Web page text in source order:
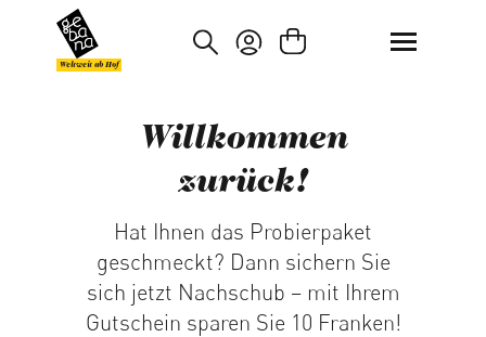
Hauptinhalt springen
Zur Suche springen
Weltweit ab Hof
Willkommen
zurück!
Hat Ihnen das Probierpaket
geschmeckt? Dann sichern Sie
sich jetzt Nachschub – mit Ihrem
Gutschein sparen Sie 10 Franken!